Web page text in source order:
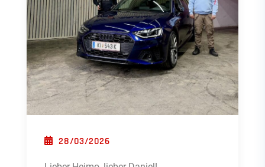
POSTED ON
28/03/2026